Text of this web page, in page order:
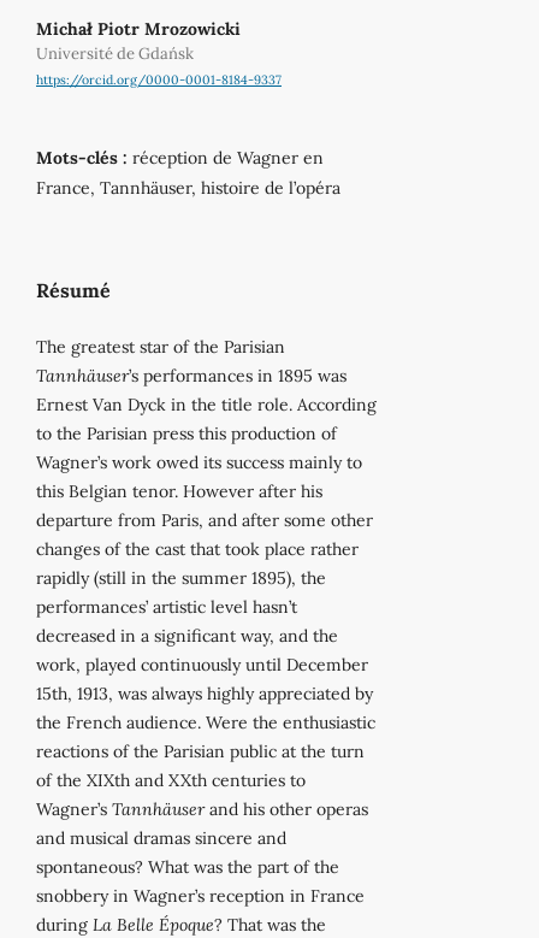
Michał Piotr Mrozowicki
Université de Gdańsk
https://orcid.org/0000-0001-8184-9337
Mots-clés : réception de Wagner en
France, Tannhäuser, histoire de l’opéra
Résumé
The greatest star of the Parisian
Tannhäuser’s performances in 1895 was
Ernest Van Dyck in the title role. According
to the Parisian press this production of
Wagner’s work owed its success mainly to
this Belgian tenor. However after his
departure from Paris, and after some other
changes of the cast that took place rather
rapidly (still in the summer 1895), the
performances’ artistic level hasn’t
decreased in a significant way, and the
work, played continuously until December
15th, 1913, was always highly appreciated by
the French audience. Were the enthusiastic
reactions of the Parisian public at the turn
of the XIXth and XXth centuries to
Wagner’s Tannhäuserand his other operas
and musical dramas sincere and
spontaneous? What was the part of the
snobbery in Wagner’s reception in France
during La Belle Époque? That was the